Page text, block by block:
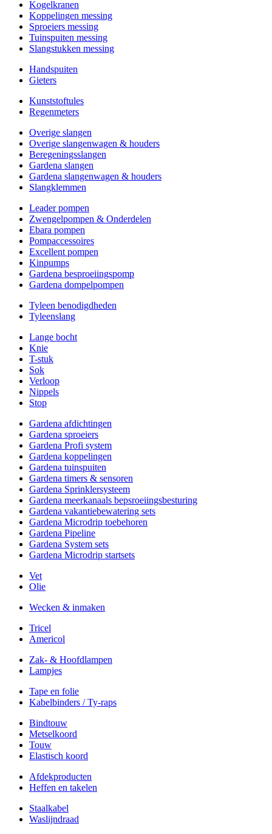
Kogelkranen
Koppelingen messing
Sproeiers messing
Tuinspuiten messing
Slangstukken messing
Handspuiten
Gieters
Kunststoftules
Regenmeters
Overige slangen
Overige slangenwagen & houders
Beregeningsslangen
Gardena slangen
Gardena slangenwagen & houders
Slangklemmen
Leader pompen
Zwengelpompen & Onderdelen
Ebara pompen
Pompaccessoires
Excellent pompen
Kinpumps
Gardena besproeiingspomp
Gardena dompelpompen
Tyleen benodigdheden
Tyleenslang
Lange bocht
Knie
T-stuk
Sok
Verloop
Nippels
Stop
Gardena afdichtingen
Gardena sproeiers
Gardena Profi system
Gardena koppelingen
Gardena tuinspuiten
Gardena timers & sensoren
Gardena Sprinklersysteem
Gardena meerkanaals bepsroeiingsbesturing
Gardena vakantiebewatering sets
Gardena Microdrip toebehoren
Gardena Pipeline
Gardena System sets
Gardena Microdrip startsets
Vet
Olie
Wecken & inmaken
Tricel
Americol
Zak- & Hoofdlampen
Lampjes
Tape en folie
Kabelbinders / Ty-raps
Bindtouw
Metselkoord
Touw
Elastisch koord
Afdekproducten
Heffen en takelen
Staalkabel
Waslijndraad